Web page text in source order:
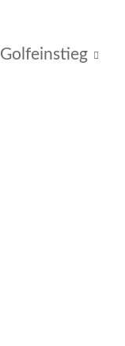
Golfeinstieg